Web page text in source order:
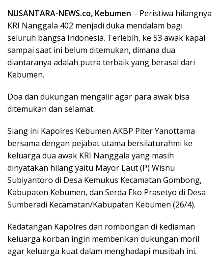
NUSANTARA-NEWS.co, Kebumen – Peristiwa hilangnya
KRI Nanggala 402 menjadi duka mendalam bagi
seluruh bangsa Indonesia. Terlebih, ke 53 awak kapal
sampai saat ini belum ditemukan, dimana dua
diantaranya adalah putra terbaik yang berasal dari
Kebumen.
Doa dan dukungan mengalir agar para awak bisa
ditemukan dan selamat.
Siang ini Kapolres Kebumen AKBP Piter Yanottama
bersama dengan pejabat utama bersilaturahmi ke
keluarga dua awak KRI Nanggala yang masih
dinyatakan hilang yaitu Mayor Laut (P) Wisnu
Subiyantoro di Desa Kemukus Kecamatan Gombong,
Kabupaten Kebumen, dan Serda Eko Prasetyo di Desa
Sumberadi Kecamatan/Kabupaten Kebumen (26/4).
Kedatangan Kapolres dan rombongan di kediaman
keluarga korban ingin memberikan dukungan moril
agar keluarga kuat dalam menghadapi musibah ini.